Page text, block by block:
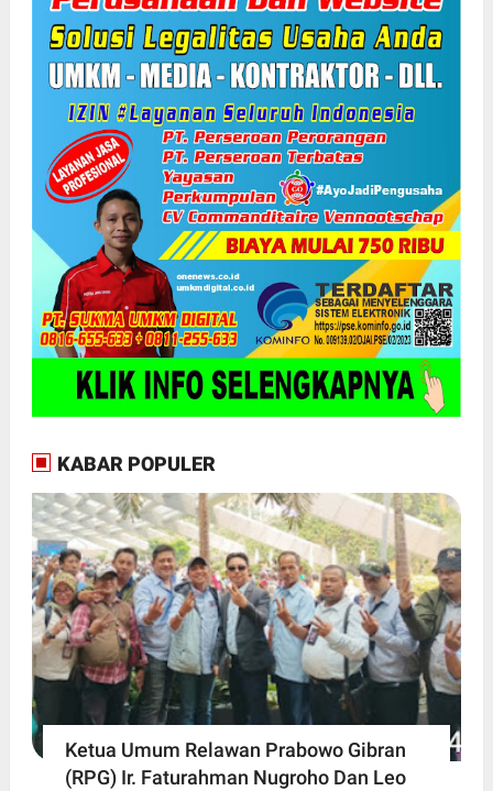
KABAR POPULER
Ketua Umum Relawan Prabowo Gibran
(RPG) Ir. Faturahman Nugroho Dan Leo